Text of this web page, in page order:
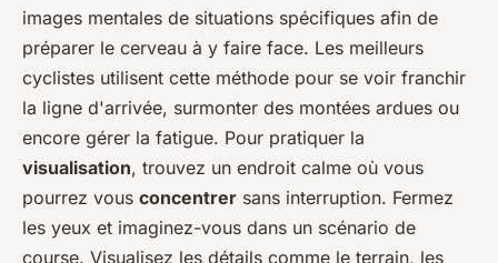
images mentales de situations spécifiques afin de
préparer le cerveau à y faire face. Les meilleurs
cyclistes utilisent cette méthode pour se voir franchir
la ligne d'arrivée, surmonter des montées ardues ou
encore gérer la fatigue. Pour pratiquer la
visualisation, trouvez un endroit calme où vous
pourrez vous concentrer sans interruption. Fermez
les yeux et imaginez-vous dans un scénario de
course. Visualisez les détails comme le terrain, les